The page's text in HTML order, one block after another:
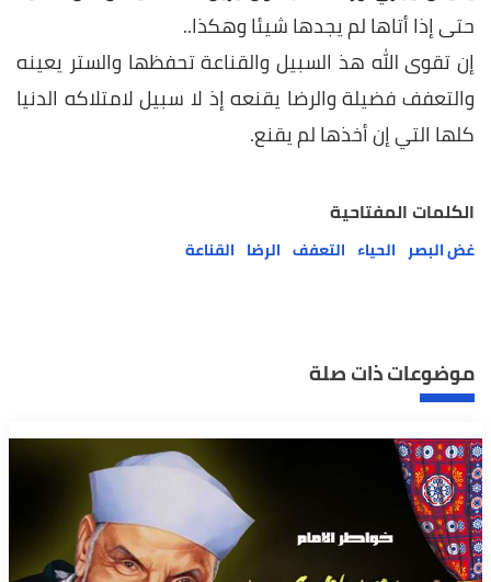
حتى إذا أتاها لم يجدها شيئا وهكذا..
إن تقوى الله هذ السبيل والقناعة تحفظها والستر يعينه
والتعفف فضيلة والرضا يقنعه إذ لا سبيل لامتلاكه الدنيا
كلها التي إن أخذها لم يقنع.
الكلمات المفتاحية
غض البصر الحياء التعفف الرضا القناعة
موضوعات ذات صلة